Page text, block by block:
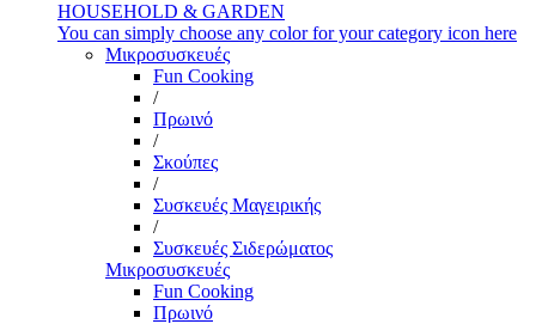
HOUSEHOLD & GARDEN
You can simply choose any color for your category icon here
Μικροσυσκευές
Fun Cooking
/
Πρωινό
/
Σκούπες
/
Συσκευές Μαγειρικής
/
Συσκευές Σιδερώματος
Μικροσυσκευές
Fun Cooking
Πρωινό